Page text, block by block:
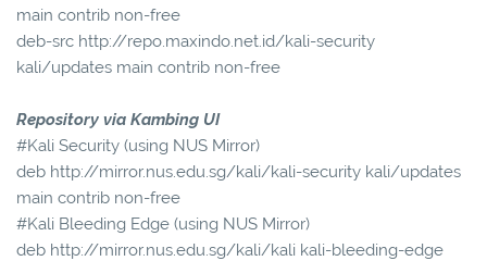
main contrib non-free
deb-src http://repo.maxindo.net.id/kali-security
kali/updates main contrib non-free
Repository via Kambing UI
#Kali Security (using NUS Mirror)
deb http://mirror.nus.edu.sg/kali/kali-security kali/updates
main contrib non-free
#Kali Bleeding Edge (using NUS Mirror)
deb http://mirror.nus.edu.sg/kali/kali kali-bleeding-edge